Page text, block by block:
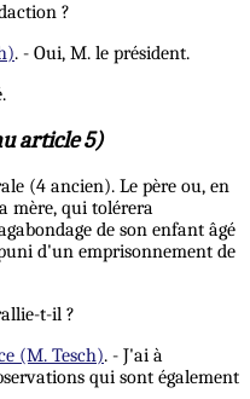
?
. - Oui, M. le président.
article 5)
(4 ancien). Le père ou, en
mère, qui tolérera
de son enfant âgé
d'un emprisonnement de
t-il ?
(M. Tesch). - J'ai à
qui sont également